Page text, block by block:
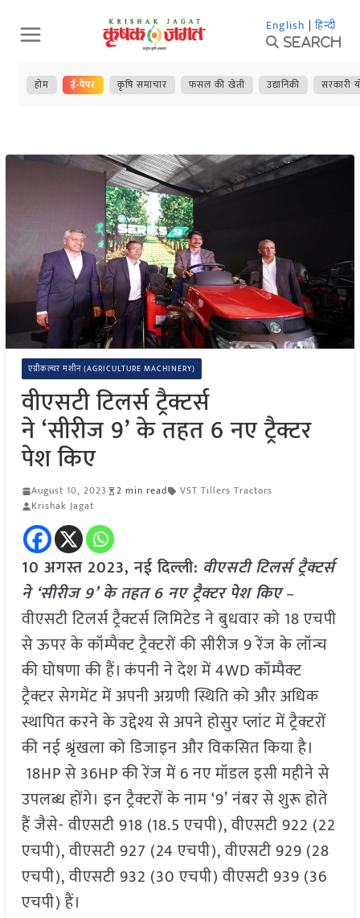
Skip
to
content
English | हिन्दी
Search
होम ई-पेपर कृषि समाचार फसल की खेती उद्यानिकी सरकारी
एग्रीकल्चर मशीन (AGRICULTURE MACHINERY)
वीएसटी टिलर्स ट्रैक्टर्स
ने ‘सीरीज 9’ के तहत 6 नए ट्रैक्टर
पेश किए
August 10, 2023 2 min read
VST Tillers Tractors
Krishak Jagat
10 अगस्त 2023, नई दिल्ली: वीएसटी टिलर्स ट्रैक्टर्स
ने ‘सीरीज 9’ के तहत 6 नए ट्रैक्टर पेश किए–
वीएसटी टिलर्स ट्रैक्टर्स लिमिटेड ने बुधवार को 18 एचपी
से ऊपर के कॉम्पैक्ट ट्रैक्टरों की सीरीज 9 रेंज के लॉन्च
की घोषणा की हैं। कंपनी ने देश में 4WD कॉम्पैक्ट
ट्रैक्टर सेगमेंट में अपनी अग्रणी स्थिति को और अधिक
स्थापित करने के उद्देश्य से अपने होसुर प्लांट में ट्रैक्टरों
की नई श्रृंखला को डिजाइन और विकसित किया है।
18HP से 36HP की रेंज में 6 नए मॉडल इसी महीने से
उपलब्ध होंगे। इन ट्रैक्टरों के नाम ‘9’ नंबर से शुरू होते
हैं जैसे- वीएसटी 918 (18.5 एचपी), वीएसटी 922 (22
एचपी), वीएसटी 927 (24 एचपी), वीएसटी 929 (28
एचपी), वीएसटी 932 (30 एचपी) वीएसटी 939 (36
एचपी) हैं।